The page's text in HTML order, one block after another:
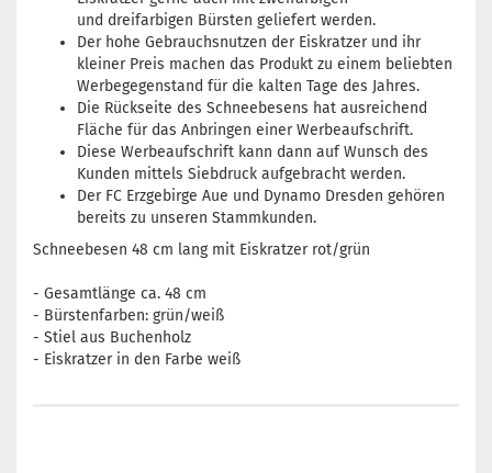
und dreifarbigen Bürsten geliefert werden.
Der hohe Gebrauchsnutzen der Eiskratzer und ihr
kleiner Preis machen das Produkt zu einem beliebten
Werbegegenstand für die kalten Tage des Jahres.
Die Rückseite des Schneebesens hat ausreichend
Fläche für das Anbringen einer Werbeaufschrift.
Diese Werbeaufschrift kann dann auf Wunsch des
Kunden mittels Siebdruck aufgebracht werden.
Der FC Erzgebirge Aue und Dynamo Dresden gehören
bereits zu unseren Stammkunden.
Schneebesen 48 cm lang mit Eiskratzer rot/grün
- Gesamtlänge ca. 48 cm
- Bürstenfarben: grün/weiß
- Stiel aus Buchenholz
- Eiskratzer in den Farbe weiß